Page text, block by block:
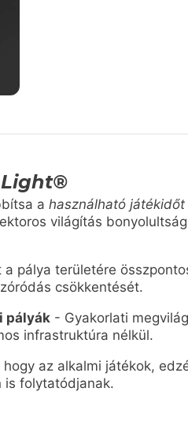
a használható játékidőt
világítás
a pálya területére
csökkentését.
pályák - Gyakorlati
infrastruktúra nélkül.
az alkalmi játékok,
is folytatódjanak.